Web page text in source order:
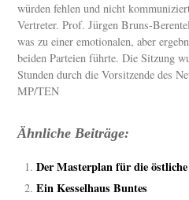
würden fehlen und nicht
Vertreter. Prof. Jürgen Bruns-
was zu einer emotionalen, aber
beiden Parteien führte. Die Sitzung
Stunden durch die Vorsitzende des
MP/TEN
Ähnliche Beiträge:
Der Masterplan für die
Ein Kesselhaus Buntes